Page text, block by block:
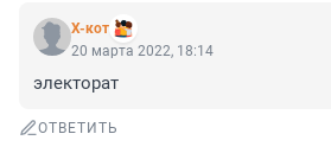
X-кот
20 марта 2022, 18:14
электорат
ОТВЕТИТЬ